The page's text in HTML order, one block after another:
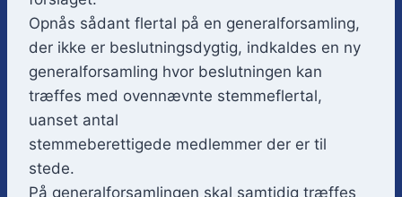
Opnås sådant flertal på en generalforsamling,
der ikke er beslutningsdygtig, indkaldes en ny
generalforsamling hvor beslutningen kan
træffes med ovennævnte stemmeflertal,
uanset antal
stemmeberettigede medlemmer der er til
stede.
På generalforsamlingen skal samtidig træffes